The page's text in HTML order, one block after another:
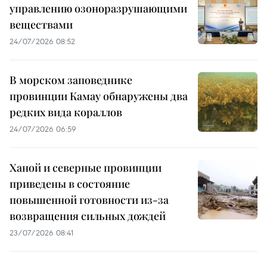
управлению озоноразрушающими
веществами
24/07/2026 08:52
В морском заповеднике
провинции Камау обнаружены два
редких вида кораллов
24/07/2026 06:59
Ханой и северные провинции
приведены в состояние
повышенной готовности из-за
возвращения сильных дождей
23/07/2026 08:41